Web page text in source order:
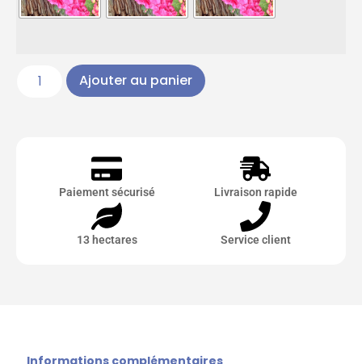
Ajouter au panier
Paiement sécurisé Livraison rapide
13 hectares Service client
Informations complémentaires